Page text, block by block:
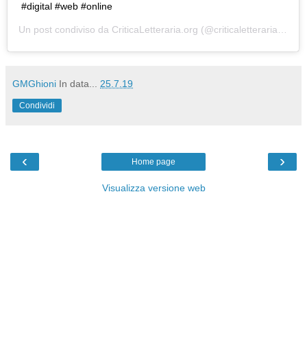
#digital #web #online
Un post condiviso da CriticaLetteraria.org (@criticaletteraria) in data:
GMGhioni In data... 25.7.19
Condividi
‹ ›
Home page
Visualizza versione web